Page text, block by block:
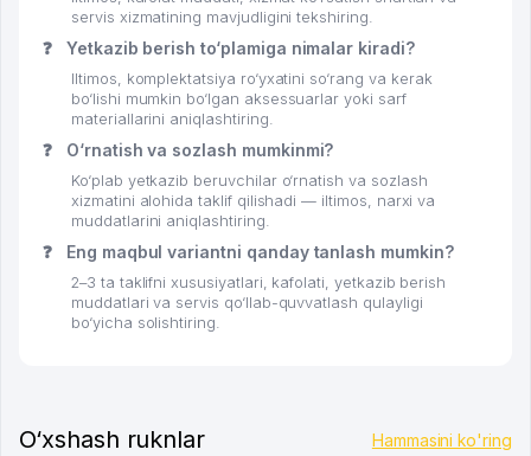
servis xizmatining mavjudligini tekshiring.
❓ Yetkazib berish to‘plamiga nimalar kiradi?
Iltimos, komplektatsiya ro‘yxatini so‘rang va kerak
bo‘lishi mumkin bo‘lgan aksessuarlar yoki sarf
materiallarini aniqlashtiring.
❓ O‘rnatish va sozlash mumkinmi?
Ko‘plab yetkazib beruvchilar o‘rnatish va sozlash
xizmatini alohida taklif qilishadi — iltimos, narxi va
muddatlarini aniqlashtiring.
❓ Eng maqbul variantni qanday tanlash mumkin?
2–3 ta taklifni xususiyatlari, kafolati, yetkazib berish
muddatlari va servis qo‘llab-quvvatlash qulayligi
bo‘yicha solishtiring.
O‘xshash ruknlar Hammasini ko'ring